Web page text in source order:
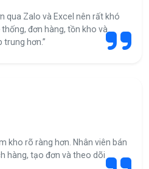
qua Zalo và Excel nên rất khó
đơn hàng, tồn kho và
hơn.”
kho rõ ràng hơn. Nhân viên bán
hàng, tạo đơn và theo dõi